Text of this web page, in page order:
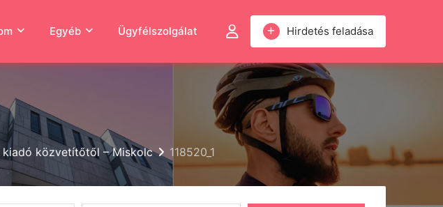
Hirdetés feladása
Egyéb Ügyfélszolgálat
közvetítőtől – Miskolc 118520_1